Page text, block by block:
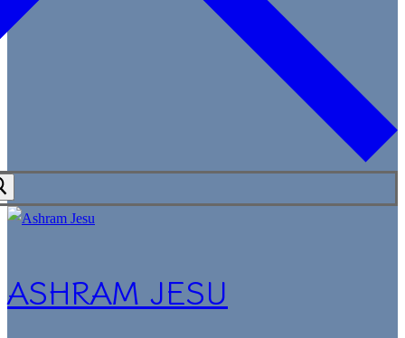
ASHRAM JESU